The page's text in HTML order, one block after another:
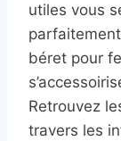
utiles vous
béret pour
Retrouvez
travers les